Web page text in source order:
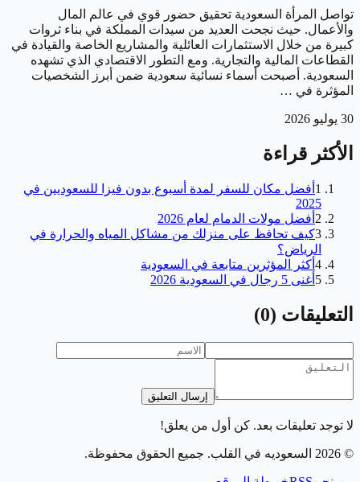
تواصل المرأة السعودية تحقيق حضور قوي في عالم المال
والأعمال. حيث نجحت العديد من سيدات المملكة في بناء ثروات
كبيرة من خلال الاستثمارات العائلية والمشاريع الخاصة والقيادة في
القطاعات المالية والتجارية. ومع التطور الاقتصادي الذي تشهده
السعودية. أصبحت أسماء نسائية سعودية ضمن أبرز الشخصيات
المؤثرة في …
30 يوليو 2026
الأكثر قراءة
1 أفضل مكان للسفر لمدة أسبوع بدون فيزا للسعوديين في
2025
2 أفضل مولات الدمام لعام 2026
3كيف تحافظ على منزلك من مشاكل المياه والحرارة في
الرياض؟
4 أكثر المؤثرين متابعة في السعودية
5 أغنى 5 رجال في السعودية 2026
التعليقات (
0
)
إرسال التعليق
لا توجد تعليقات بعد. كن أول من يعلق!
©
2026 السعوديه في القلب. جميع الحقوق محفوظة.